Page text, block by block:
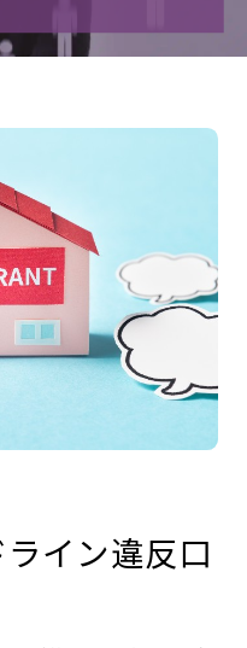
イン違反口